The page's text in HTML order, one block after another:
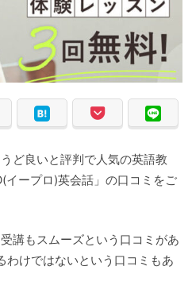
ど良いと評判で人気の英語教
イープロ)英会話」の口コミをご
講もスムーズという口コミがあ
わけではないという口コミもあ